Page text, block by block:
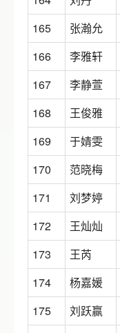
165
张瀚允
166
李雅轩
167
李静萱
168
王俊雅
169
于婧雯
170
范晓梅
171
刘梦婷
172
王灿灿
173
王芮
174
杨嘉媛
175
刘跃赢